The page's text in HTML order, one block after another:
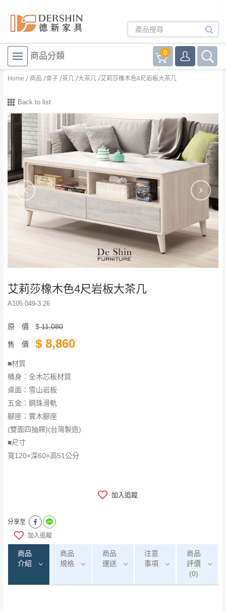
商品分類 0
Home 商品 桌子 茶几 大茶几 艾莉莎橡木色4尺岩板大茶几
Back to list
艾莉莎橡木色4尺岩板大茶几
A105.049-3.26
原 價 $11,080
售 價 $ 8,860
■材質
桶身：全木芯板材質
​​​​​​​桌面：雪山岩板
五金：鋼珠滑軌
腳座：實木腳座
(雙面四抽屜)(台灣製造)
■尺寸
寬120×深60×高51公分
加入追蹤
分享至
加入追蹤
商品
介紹
商品
規格
商品
運送
注意
事項
商品
評價
(0)